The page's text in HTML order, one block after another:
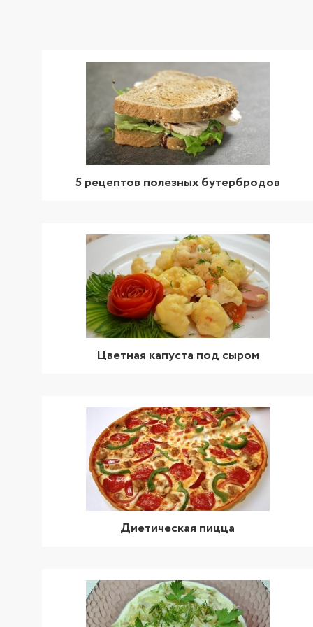
5 рецептов полезных бутербродов
Цветная капуста под сыром
Диетическая пицца